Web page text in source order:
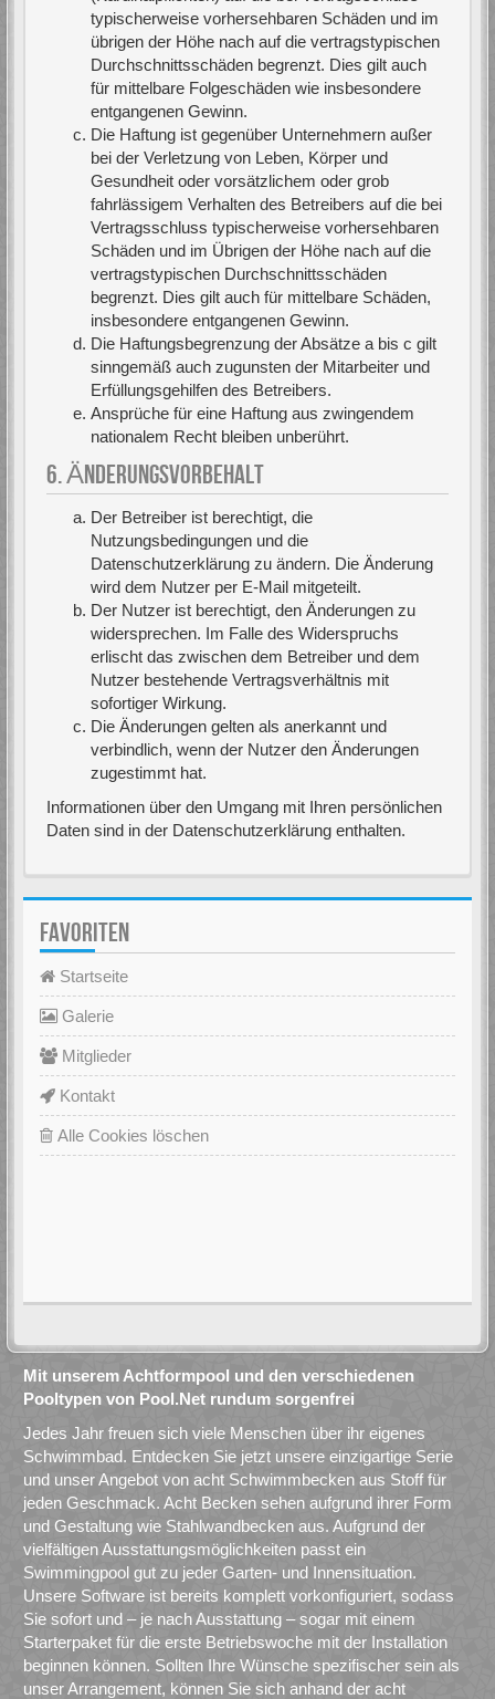
typischerweise vorhersehbaren Schäden und im
übrigen der Höhe nach auf die vertragstypischen
Durchschnittsschäden begrenzt. Dies gilt auch
für mittelbare Folgeschäden wie insbesondere
entgangenen Gewinn.
Die Haftung ist gegenüber Unternehmern außer
bei der Verletzung von Leben, Körper und
Gesundheit oder vorsätzlichem oder grob
fahrlässigem Verhalten des Betreibers auf die bei
Vertragsschluss typischerweise vorhersehbaren
Schäden und im Übrigen der Höhe nach auf die
vertragstypischen Durchschnittsschäden
begrenzt. Dies gilt auch für mittelbare Schäden,
insbesondere entgangenen Gewinn.
Die Haftungsbegrenzung der Absätze a bis c gilt
sinngemäß auch zugunsten der Mitarbeiter und
Erfüllungsgehilfen des Betreibers.
Ansprüche für eine Haftung aus zwingendem
nationalem Recht bleiben unberührt.
6. ÄNDERUNGSVORBEHALT
Der Betreiber ist berechtigt, die
Nutzungsbedingungen und die
Datenschutzerklärung zu ändern. Die Änderung
wird dem Nutzer per E-Mail mitgeteilt.
Der Nutzer ist berechtigt, den Änderungen zu
widersprechen. Im Falle des Widerspruchs
erlischt das zwischen dem Betreiber und dem
Nutzer bestehende Vertragsverhältnis mit
sofortiger Wirkung.
Die Änderungen gelten als anerkannt und
verbindlich, wenn der Nutzer den Änderungen
zugestimmt hat.
Informationen über den Umgang mit Ihren persönlichen
Daten sind in der Datenschutzerklärung enthalten.
FAVORITEN
Startseite
Galerie
Mitglieder
Kontakt
Alle Cookies löschen
Mit unserem Achtformpool und den verschiedenen
Pooltypen von Pool.Net rundum sorgenfrei
Jedes Jahr freuen sich viele Menschen über ihr eigenes
Schwimmbad. Entdecken Sie jetzt unsere einzigartige Serie
und unser Angebot von acht Schwimmbecken aus Stoff für
jeden Geschmack. Acht Becken sehen aufgrund ihrer Form
und Gestaltung wie Stahlwandbecken aus. Aufgrund der
vielfältigen Ausstattungsmöglichkeiten passt ein
Swimmingpool gut zu jeder Garten- und Innensituation.
Unsere Software ist bereits komplett vorkonfiguriert, sodass
Sie sofort und – je nach Ausstattung – sogar mit einem
Starterpaket für die erste Betriebswoche mit der Installation
beginnen können. Sollten Ihre Wünsche spezifischer sein als
unser Arrangement, können Sie sich anhand der acht